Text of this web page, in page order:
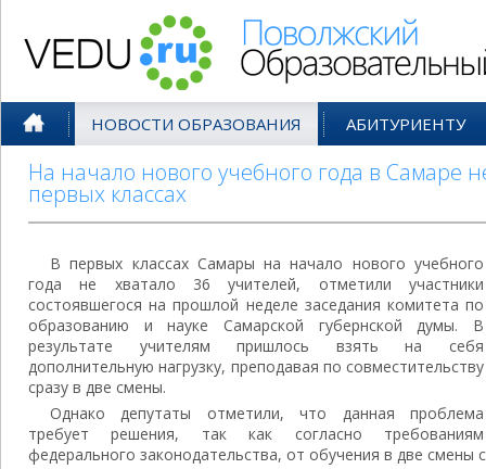
НОВОСТИ ОБРАЗОВАНИЯ АБИТУРИЕНТУ
На начало нового учебного года в Самаре
первых классах
В первых классах Самары на начало нового учебного
года не хватало 36 учителей, отметили участники
состоявшегося на прошлой неделе заседания комитета по
образованию и науке Самарской губернской думы. В
результате учителям пришлось взять на себя
дополнительную нагрузку, преподавая по совместительству
сразу в две смены.
Однако депутаты отметили, что данная проблема
требует решения, так как согласно требованиям
федерального законодательства, от обучения в две смены